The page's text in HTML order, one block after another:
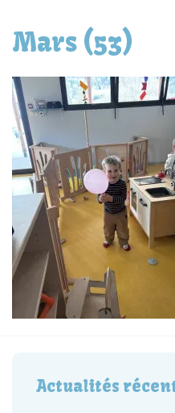
Mars (53)
Actualités